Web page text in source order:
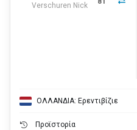
Verschuren Nick
ΟΛΛΑΝΔΙΑ: Ερεντιβίζιε
Προϊστορία